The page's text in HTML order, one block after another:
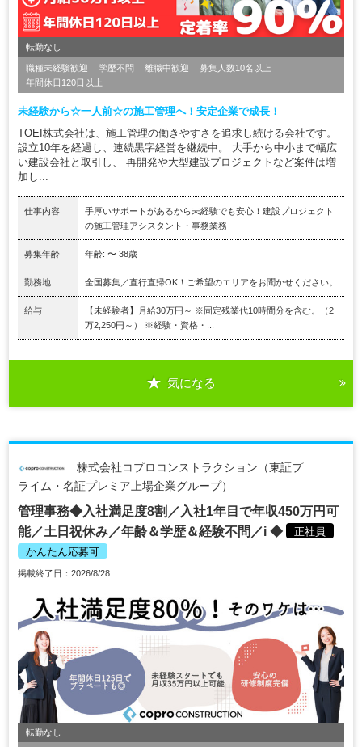
転勤なし
職種未経験歓迎 学歴不問 離職中歓迎
募集人数10名以上
年間休日120日以上
未経験から☆一人前☆の施工管理へ！安定企業で成長！
TOEI株式会社は、施工管理の働きやすさを追求し続ける会社です。
設立10年を経過し、連続黒字経営を継続中。 大手から中小まで幅広
い建設会社と取引し、 再開発や大型建設プロジェクトなど案件は増
加し...
仕事内容
手厚いサポートがあるから未経験でも安心！建設プロジェクト
の施工管理アシスタント・事務業務
募集年齢 年齢: 〜 38歳
勤務地 全国募集／直行直帰OK！ご希望のエリアをお聞かせください。
給与
【未経験者】月給30万円～ ※固定残業代10時間分を含む。（2
万2,250円～） ※経験・資格・...
気になる
株式会社コプロコンストラクション（東証プ
ライム・名証プレミア上場企業グループ）
管理事務◆入社満足度8割／入社1年目で年収450万円可
能／土日祝休み／年齢＆学歴＆経験不問／i ◆
正社員
かんたん応募可
掲載終了日：2026/8/28
転勤なし